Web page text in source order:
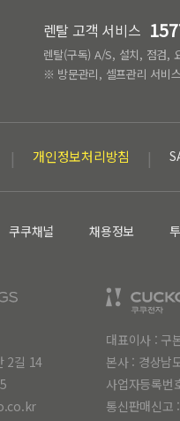
렌탈 고객 서비스
렌탈(구독) A/S, 설치, 점검,
※ 방문관리, 셀프관리 서비
개인정보처리방침
쿠쿠채널 채용정보
2길 14
대표이사 : 구
본사 : 경상남
사업자등록번
통신판매신